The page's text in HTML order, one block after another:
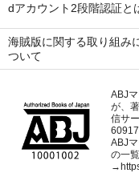
dアカウント2段階認証と
海賊版に関する取り組み
ついて
ABJ
が、
信サ
ABJ
の一
→